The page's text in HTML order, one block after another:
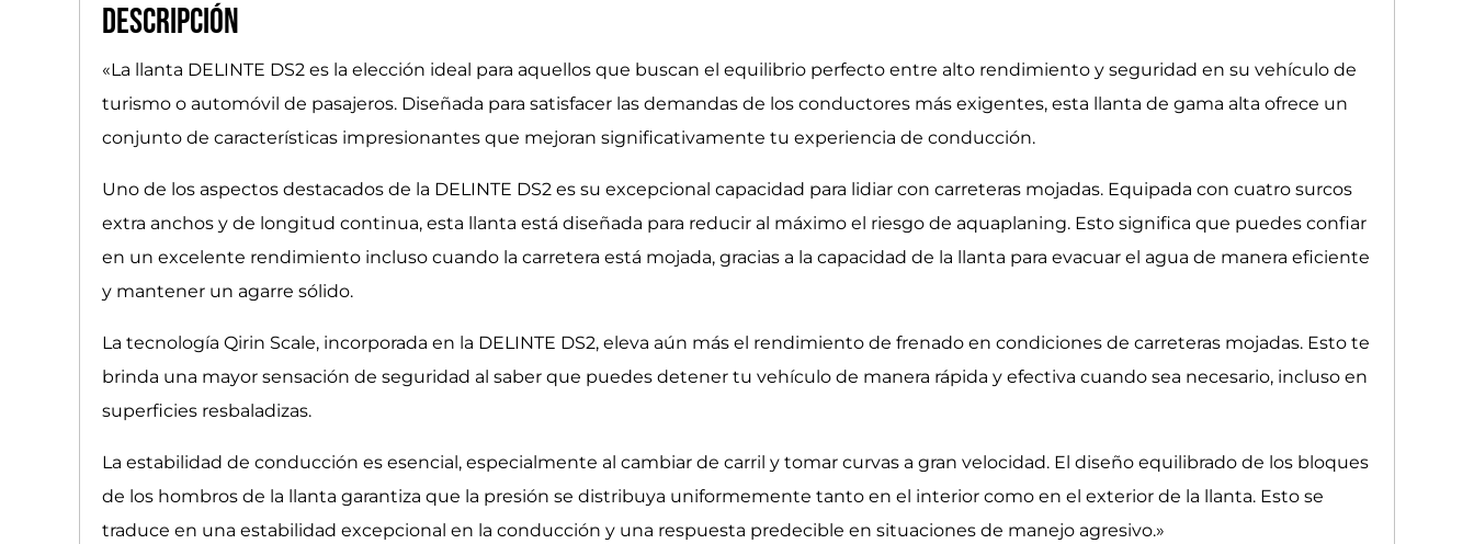
Descripción
«La llanta DELINTE DS2 es la elección ideal para aquellos que buscan el equilibrio perfecto entre alto rendimiento y seguridad en su vehículo de
turismo o automóvil de pasajeros. Diseñada para satisfacer las demandas de los conductores más exigentes, esta llanta de gama alta ofrece un
conjunto de características impresionantes que mejoran significativamente tu experiencia de conducción.
Uno de los aspectos destacados de la DELINTE DS2 es su excepcional capacidad para lidiar con carreteras mojadas. Equipada con cuatro surcos
extra anchos y de longitud continua, esta llanta está diseñada para reducir al máximo el riesgo de aquaplaning. Esto significa que puedes confiar
en un excelente rendimiento incluso cuando la carretera está mojada, gracias a la capacidad de la llanta para evacuar el agua de manera eficiente
y mantener un agarre sólido.
La tecnología Qirin Scale, incorporada en la DELINTE DS2, eleva aún más el rendimiento de frenado en condiciones de carreteras mojadas. Esto te
brinda una mayor sensación de seguridad al saber que puedes detener tu vehículo de manera rápida y efectiva cuando sea necesario, incluso en
superficies resbaladizas.
La estabilidad de conducción es esencial, especialmente al cambiar de carril y tomar curvas a gran velocidad. El diseño equilibrado de los bloques
de los hombros de la llanta garantiza que la presión se distribuya uniformemente tanto en el interior como en el exterior de la llanta. Esto se
traduce en una estabilidad excepcional en la conducción y una respuesta predecible en situaciones de manejo agresivo.»